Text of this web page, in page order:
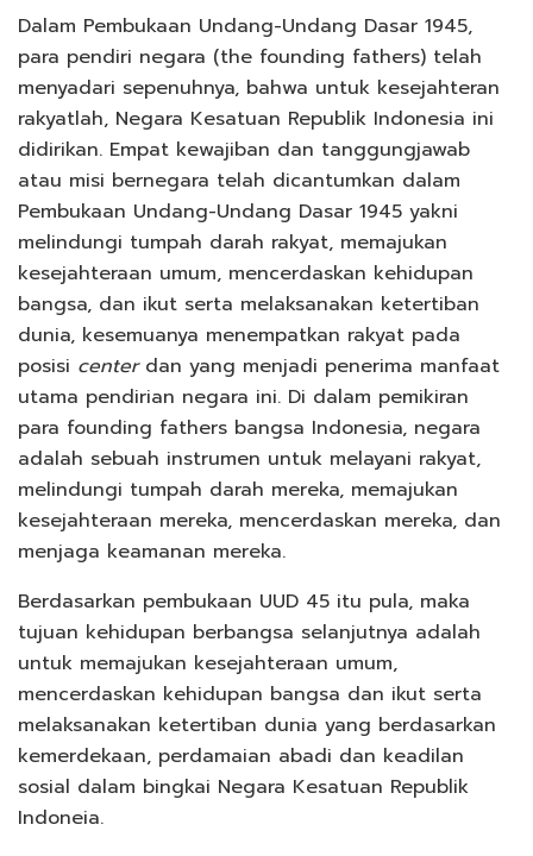
Dalam Pembukaan Undang-Undang Dasar 1945,
para pendiri negara (the founding fathers) telah
menyadari sepenuhnya, bahwa untuk kesejahteran
rakyatlah, Negara Kesatuan Republik Indonesia ini
didirikan. Empat kewajiban dan tanggungjawab
atau misi bernegara telah dicantumkan dalam
Pembukaan Undang-Undang Dasar 1945 yakni
melindungi tumpah darah rakyat, memajukan
kesejahteraan umum, mencerdaskan kehidupan
bangsa, dan ikut serta melaksanakan ketertiban
dunia, kesemuanya menempatkan rakyat pada
posisi centerdan yang menjadi penerima manfaat
utama pendirian negara ini. Di dalam pemikiran
para founding fathers bangsa Indonesia, negara
adalah sebuah instrumen untuk melayani rakyat,
melindungi tumpah darah mereka, memajukan
kesejahteraan mereka, mencerdaskan mereka, dan
menjaga keamanan mereka.
Berdasarkan pembukaan UUD 45 itu pula, maka
tujuan kehidupan berbangsa selanjutnya adalah
untuk memajukan kesejahteraan umum,
mencerdaskan kehidupan bangsa dan ikut serta
melaksanakan ketertiban dunia yang berdasarkan
kemerdekaan, perdamaian abadi dan keadilan
sosial dalam bingkai Negara Kesatuan Republik
Indoneia.